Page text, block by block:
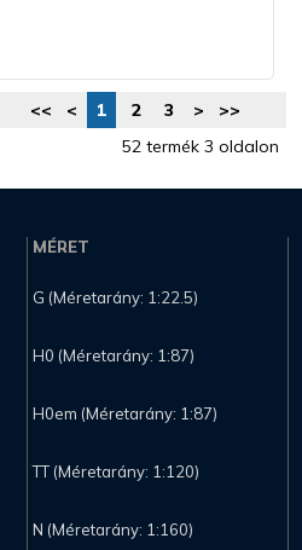
<< < 1 2 3 >
>>
52 termék 3 oldalon
MÉRET
G (Méretarány: 1:22.5)
H0 (Méretarány: 1:87)
H0em (Méretarány: 1:87)
TT (Méretarány: 1:120)
N (Méretarány: 1:160)